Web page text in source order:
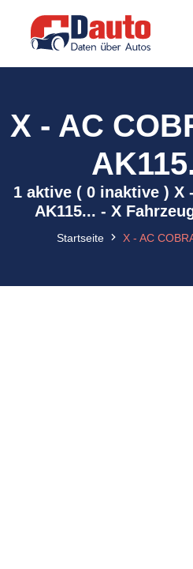
X - AC
1 aktive ( 0 inaktive ) X
AK115... - X
Startseite X - AC